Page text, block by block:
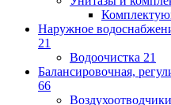
Наружное
21
Водоочистка 21
Балансировочная,
66
Воздухоотводчики